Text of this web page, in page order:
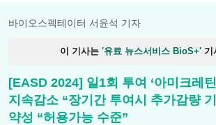
바이오스펙테이터 서윤석 기자
이 기사는 '유료 뉴스서비스 BioS+' 기
[EASD 2024] 일1회 투여 ‘아미크레
지속감소 “장기간 투여시 추가감량
약성 “허용가능 수준”